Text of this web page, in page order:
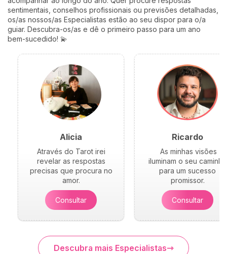
ano. Siga-me: o seu
coração vai perceber. 💛
sentimentais, conselhos profissionais ou previsões detalhadas,
os/as nossos/as Especialistas estão ao seu dispor para o/a
guiar. Descubra-os/as e dê o primeiro passo para um ano
bem-sucedido! 💫
Alicia
Através do Tarot irei
revelar as respostas
precisas que procura no
amor.
Consultar
Ricardo
As minhas visões
iluminam o seu caminho
para um sucesso
promissor.
Consultar
Descubra mais Especialistas